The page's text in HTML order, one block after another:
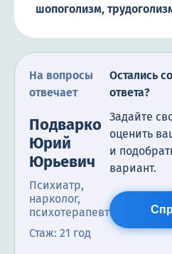
шопоголизм,
На вопросы
отвечает
Подварко
Юрий
Юрьевич
Психиатр,
нарколог,
психотерапевт
Стаж: 21 год
Остались
ответа?
Задайте
оценить
и
вариант.